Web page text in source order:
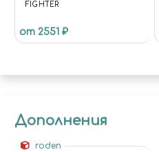
FIGHTER
от 2551 ₽
Дополнения
roden